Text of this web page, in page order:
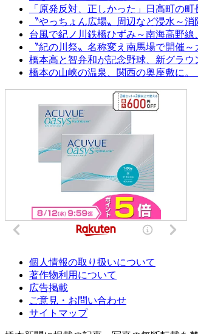
「原発反対、正しかった」日高町の町
〝やっちょん広場〟周辺など浸水～
台風で紀ノ川鉄橋ひずみ～南海高野線
〝紀の川祭〟名称変え南馬場で開催
橋本高と智弁和が記念野球、新グラウ
橋本の山峡の温泉、関西の奥座敷に
個人情報の取り扱いについて
著作物利用について
広告掲載
ご意見・お問い合わせ
サイトマップ